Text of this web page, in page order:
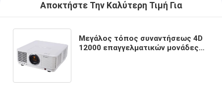
Αποκτήστε Την Καλύτερη Τιμή Για
Μεγάλος τόπος συναντήσεως 4D
12000 επαγγελματικών μονάδες